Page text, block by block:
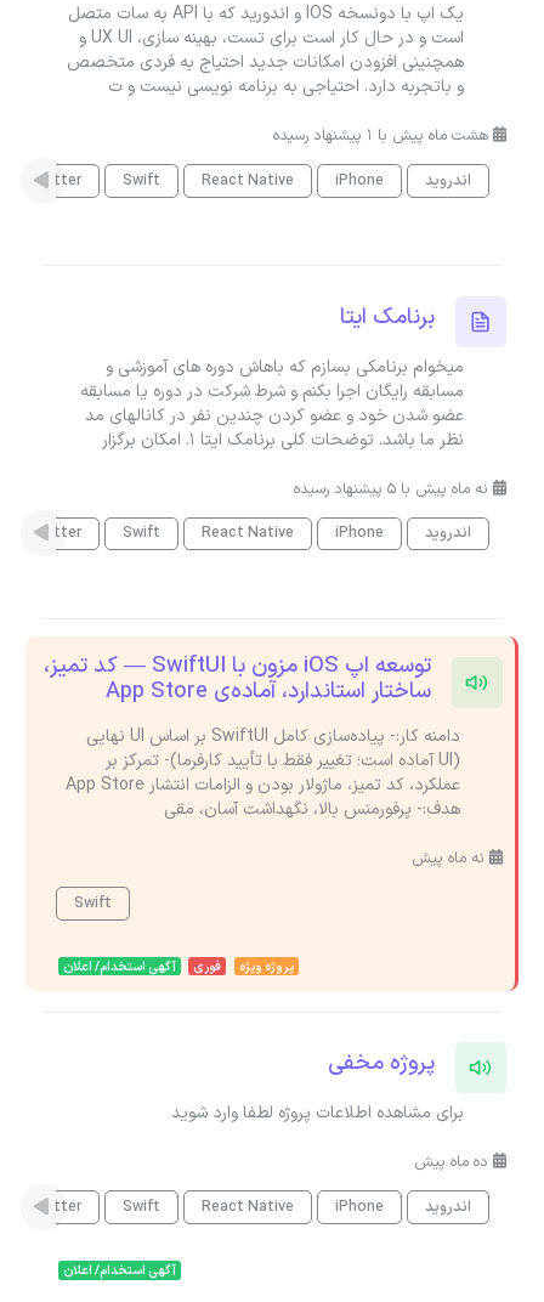
یک اپ با دونسخه IOS و اندورید که با API به سات متصل
است و در حال کار است برای تست، بهینه سازی، UX UI و
همچنینی افزودن امکانات جدید احتیاج به فردی متخصص
و باتجربه دارد. احتیاجی به برنامه نویسی نیست و ت
هشت ماه پیش با 1 پیشنهاد رسیده
اندروید
iPhone
React Native
Swift
Flutter
برنامک ایتا
میخوام برنامکی بسازم که باهاش دوره های آموزشی و
مسابقه رایگان اجرا بکنم و شرط شرکت در دوره یا مسابقه
عضو شدن خود و عضو کردن چندین نفر در کانالهای مد
نظر ما باشد. توضحات کلی برنامک ایتا 1. امکان برگزار
نه ماه پیش با 5 پیشنهاد رسیده
اندروید
iPhone
React Native
Swift
Flutter
توسعه اپ iOS مزون با SwiftUI — کد تمیز،
ساختار استاندارد، آماده‌ی App Store
دامنه کار:- پیاده‌سازی کامل SwiftUI بر اساس UI نهایی
(UI آماده است؛ تغییر فقط با تأیید کارفرما)- تمرکز بر
عملکرد، کد تمیز، ماژولار بودن و الزامات انتشار App Store
هدف:- پرفورمنس بالا، نگهداشت آسان، مقی
نه ماه پیش
Swift
پروژه ویژه فوری آگهی استخدام/ اعلان
پروژه مخفی
برای مشاهده اطلاعات پروژه لطفا وارد شوید
ده ماه پیش
اندروید
iPhone
React Native
Swift
Flutter
آگهی استخدام/ اعلان